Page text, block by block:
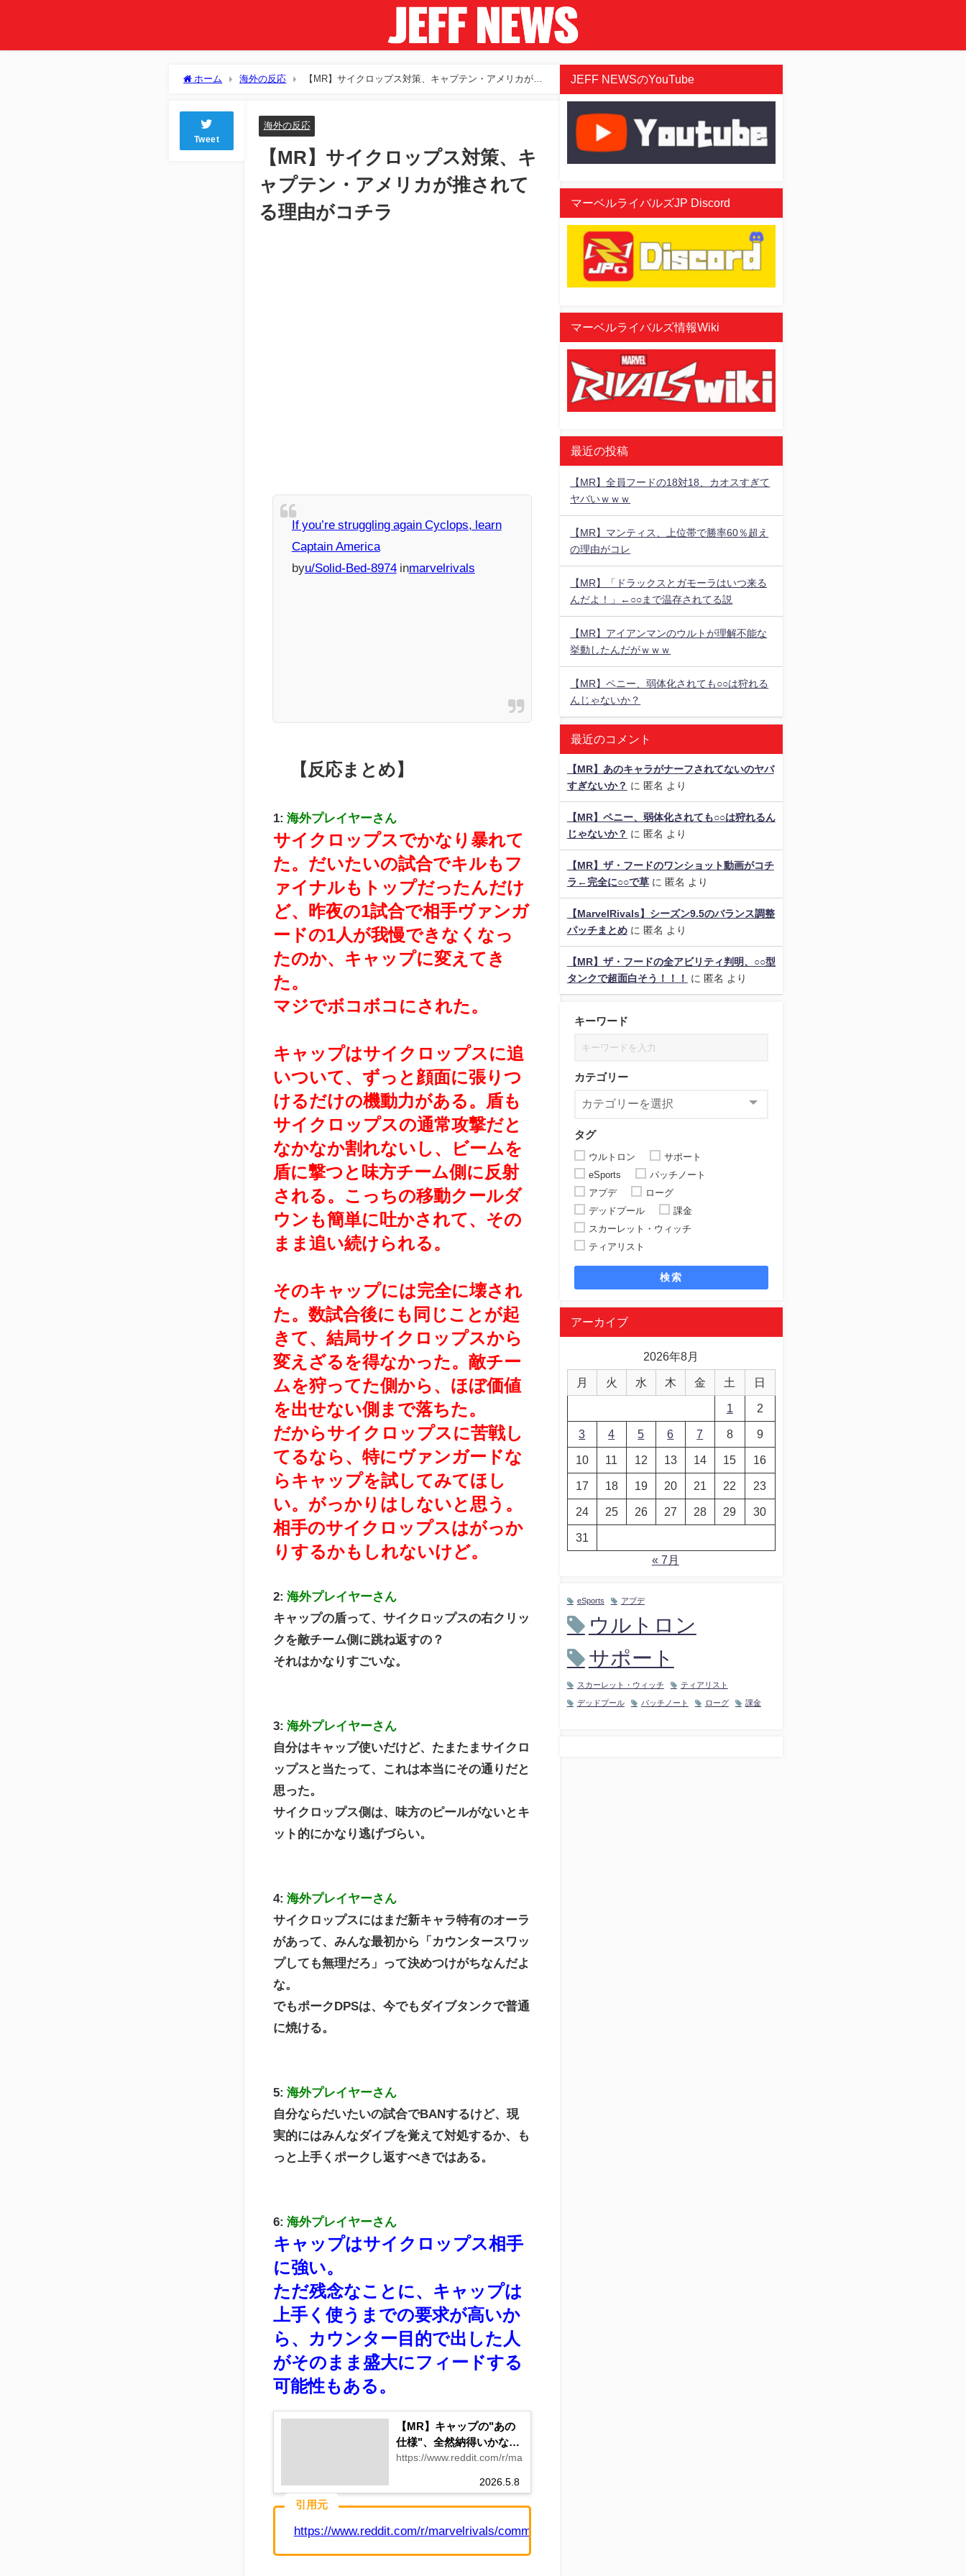
ホーム 海外の反応
【MR】サイクロップス対策、キャプテン・アメリカが推
Tweet
海外の反応
【MR】サイクロップス対策、キ
ャプテン・アメリカが推されて
る理由がコチラ
If you’re struggling again Cyclops, learn
Captain America
byu/Solid-Bed-8974inmarvelrivals
【反応まとめ】
1: 海外プレイヤーさん
サイクロップスでかなり暴れて
た。だいたいの試合でキルもフ
ァイナルもトップだったんだけ
ど、昨夜の1試合で相手ヴァンガ
ードの1人が我慢できなくなっ
たのか、キャップに変えてき
た。
マジでボコボコにされた。
キャップはサイクロップスに追
いついて、ずっと顔面に張りつ
けるだけの機動力がある。盾も
サイクロップスの通常攻撃だと
なかなか割れないし、ビームを
盾に撃つと味方チーム側に反射
される。こっちの移動クールダ
ウンも簡単に吐かされて、その
まま追い続けられる。
そのキャップには完全に壊され
た。数試合後にも同じことが起
きて、結局サイクロップスから
変えざるを得なかった。敵チー
ムを狩ってた側から、ほぼ価値
を出せない側まで落ちた。
だからサイクロップスに苦戦し
てるなら、特にヴァンガードな
らキャップを試してみてほし
い。がっかりはしないと思う。
相手のサイクロップスはがっか
りするかもしれないけど。
2: 海外プレイヤーさん
キャップの盾って、サイクロップスの右クリッ
クを敵チーム側に跳ね返すの？
それはかなりすごいな。
3: 海外プレイヤーさん
自分はキャップ使いだけど、たまたまサイクロ
ップスと当たって、これは本当にその通りだと
思った。
サイクロップス側は、味方のピールがないとキ
ット的にかなり逃げづらい。
4: 海外プレイヤーさん
サイクロップスにはまだ新キャラ特有のオーラ
があって、みんな最初から「カウンタースワッ
プしても無理だろ」って決めつけがちなんだよ
な。
でもポークDPSは、今でもダイブタンクで普通
に焼ける。
5: 海外プレイヤーさん
自分ならだいたいの試合でBANするけど、現
実的にはみんなダイブを覚えて対処するか、も
っと上手くポークし返すべきではある。
6: 海外プレイヤーさん
キャップはサイクロップス相手
に強い。
ただ残念なことに、キャップは
上手く使うまでの要求が高いか
ら、カウンター目的で出した人
がそのまま盛大にフィードする
可能性もある。
【MR】キャップの"あの
仕様"、全然納得いかない
件
2026.5.8
https://www.reddit.com/r/marvelrivals/comments/1t6aj73/caps_shield_should_not_lose_20_dama...
引用元
https://www.reddit.com/r/marvelrivals/comments/1u5pqly/if_youre_struggling_again_cyclops_learn_captain/
JEFF NEWSのYouTube
マーベルライバルズJP Discord
マーベルライバルズ情報Wiki
最近の投稿
【MR】全員フードの18対18、カオスすぎて
ヤバいｗｗｗ
【MR】マンティス、上位帯で勝率60％超え
の理由がコレ
【MR】「ドラックスとガモーラはいつ来る
んだよ！」←○○まで温存されてる説
【MR】アイアンマンのウルトが理解不能な
挙動したんだがｗｗｗ
【MR】ペニー、弱体化されても○○は狩れる
んじゃないか？
最近のコメント
【MR】あのキャラがナーフされてないのヤバ
すぎないか？ に 匿名 より
【MR】ペニー、弱体化されても○○は狩れるん
じゃないか？ に 匿名 より
【MR】ザ・フードのワンショット動画がコチ
ラ←完全に○○で草に 匿名 より
【MarvelRivals】シーズン9.5のバランス調整
パッチまとめに 匿名 より
【MR】ザ・フードの全アビリティ判明、○○型
タンクで超面白そう！！！
に 匿名 より
キーワード
カテゴリー
タグ
ウルトロン
サポート
eSports
パッチノート
アプデ
ローグ
デッドプール
課金
スカーレット・ウィッチ
ティアリスト
検索
アーカイブ
2026年8月
月 火 水 木 金 土 日
1 2
3 4 5 6 7 8 9
10 11 12 13 14 15 16
17 18 19 20 21 22 23
24 25 26 27 28 29 30
31
« 7月
eSports アプデ
ウルトロン
サポート
スカーレット・ウィッチ ティアリスト
デッドプール パッチノート ローグ 課金